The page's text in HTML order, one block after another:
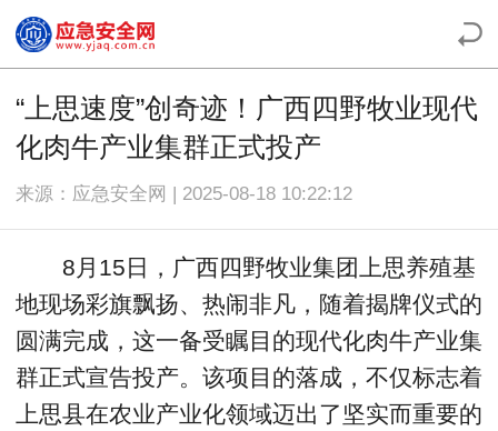
“上思速度”创奇迹！广西四野牧业现代
化肉牛产业集群正式投产
来源：应急安全网 | 2025-08-18 10:22:12
8月15日，广西四野牧业集团上思养殖基
地现场彩旗飘扬、热闹非凡，随着揭牌仪式的
圆满完成，这一备受瞩目的现代化肉牛产业集
群正式宣告投产。该项目的落成，不仅标志着
上思县在农业产业化领域迈出了坚实而重要的